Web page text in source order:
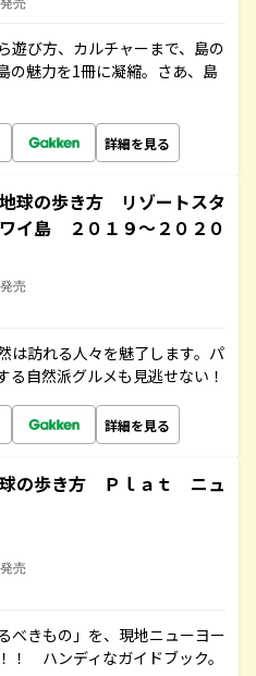
売
び方、カルチャーまで、島の
の魅力を1冊に凝縮。さあ、島
詳細を見る
球の歩き方 リゾートスタ
イ島 ２０１９～２０２０
売
は訪れる人々を魅了します。パ
る自然派グルメも見逃せない！
詳細を見る
の歩き方 Ｐｌａｔ ニュ
売
べきもの」を、現地ニューヨー
！ ハンディなガイドブック。